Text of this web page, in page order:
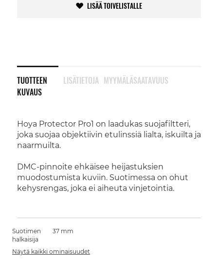
LISÄÄ TOIVELISTALLE
TUOTTEEN
KUVAUS
Hoya Protector Pro1 on laadukas suojafiltteri,
joka suojaa objektiivin etulinssiä lialta, iskuilta ja
naarmuilta.
DMC-pinnoite ehkäisee heijastuksien
muodostumista kuviin. Suotimessa on ohut
kehysrengas, joka ei aiheuta vinjetointia.
LISÄTIETOJA MYYMÄLÄSAATAVUUS
Suotimen
halkaisija
37 mm
Näytä kaikki ominaisuudet